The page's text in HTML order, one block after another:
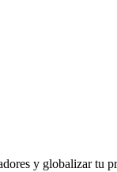
y globalizar tu